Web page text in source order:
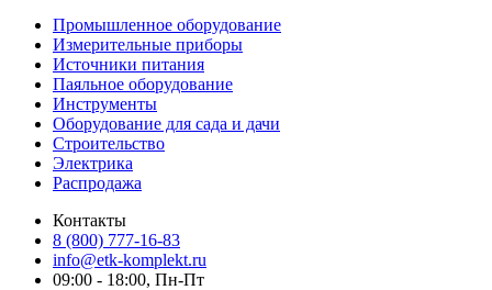
Промышленное оборудование
Измерительные приборы
Источники питания
Паяльное оборудование
Инструменты
Оборудование для сада и дачи
Строительство
Электрика
Распродажа
Контакты
8 (800) 777-16-83
info@etk-komplekt.ru
09:00 - 18:00, Пн-Пт